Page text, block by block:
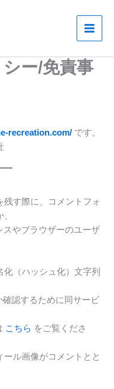
ー/免責事
recreation.com/ です。
す際に、コメントフォ
スやブラウザーのユーザ
（ハッシュ化）文字列
認するために同サービ
こちら をご覧くださ
ル画像がコメントとと